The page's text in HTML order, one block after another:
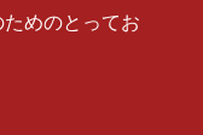
めのとってお